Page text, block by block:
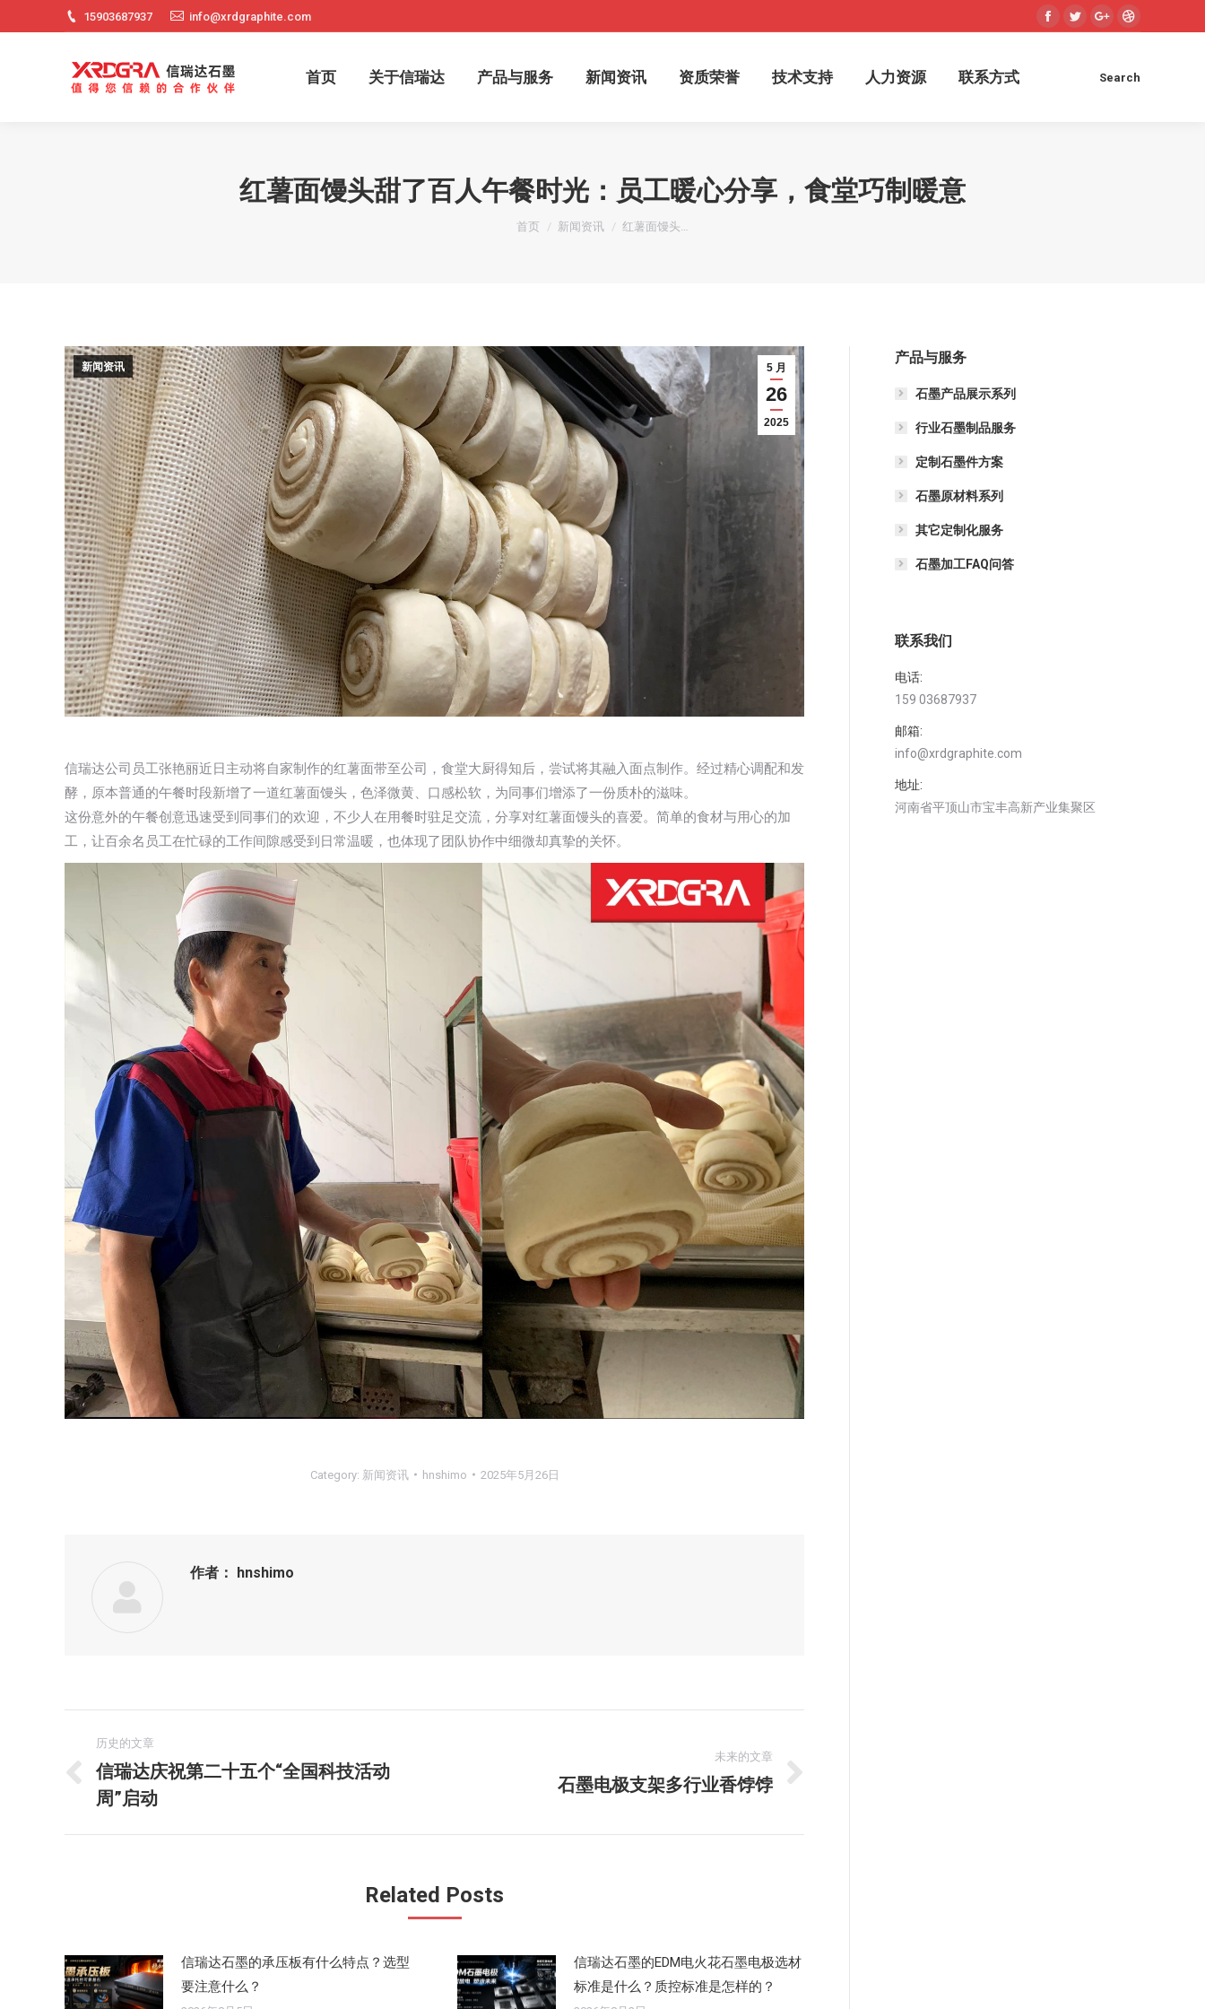
15903687937 info@xrdgraphite.com
Facebook
TwitterGoogle+Dribbble
首页 关于信瑞达 产品与服务 新闻资讯 资质荣誉 技术支持 人力资源 联系方式 Search:
Search
红薯面馒头甜了百人午餐时光：员工暖心分享，食堂巧制暖意
您在这里：
首页 新闻资讯 红薯面馒头…
5 月
26
2025
新闻资讯
信瑞达公司员工张艳丽近日主动将自家制作的红薯面带至公司，食堂大厨得知后，尝试将其融入面点制作。经过精心调配和发
酵，原本普通的午餐时段新增了一道红薯面馒头，色泽微黄、口感松软，为同事们增添了一份质朴的滋味。
这份意外的午餐创意迅速受到同事们的欢迎，不少人在用餐时驻足交流，分享对红薯面馒头的喜爱。简单的食材与用心的加
工，让百余名员工在忙碌的工作间隙感受到日常温暖，也体现了团队协作中细微却真挚的关怀。
Category: 新闻资讯 hnshimo 2025年5月26日
作者： hnshimo
章
航
历史的文章
历
史
的
信瑞达庆祝第二十五个“全国科技活动
周”启动
未来的文章
的
石墨电极支架多行业香饽饽
Related Posts
信瑞达石墨的承压板有什么特点？选型
要注意什么？
信瑞达石墨的EDM电火花石墨电极选材
标准是什么？质控标准是怎样的？
产品与服务
石墨产品展示系列
行业石墨制品服务
定制石墨件方案
石墨原材料系列
其它定制化服务
石墨加工FAQ问答
联系我们
电话:
159 03687937
邮箱:
info@xrdgraphite.com
地址:
河南省平顶山市宝丰高新产业集聚区
首页 关于信瑞达 产品与服务 新闻资讯 资质荣誉 技术支持 人力资源 联系方式 Search:
Search